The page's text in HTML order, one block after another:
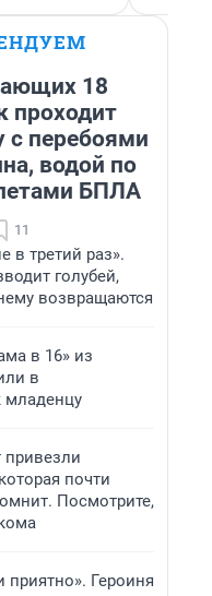
18
проходит
с перебоями
водой по
БПЛА
11
в третий раз».
голубей,
возвращаются
в 16» из
в
младенцу
почти
Посмотрите,
приятно». Героиня